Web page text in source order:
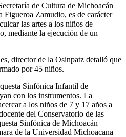
de Cultura de Michoacán
Figueroa Zamudio, es de carácter
las artes a los niños de
mediante la ejecución de un
director de la Osinpatz detalló que
por 45 niños.
Sinfónica Infantil de
con los instrumentos. La
a los niños de 7 y 17 años a
del Conservatorio de las
Sinfónica de Michoacán
de la Universidad Michoacana